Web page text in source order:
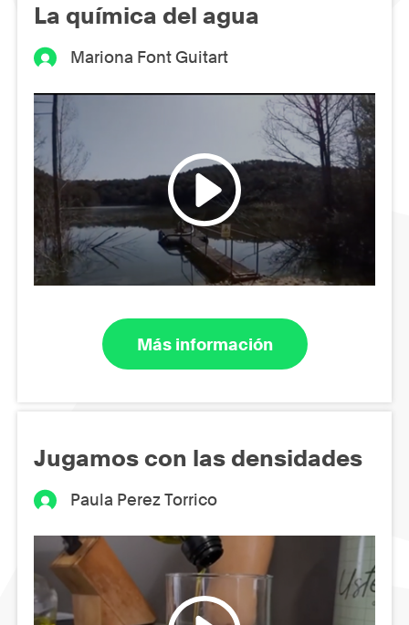
La química del agua
Mariona Font Guitart
Más información
Jugamos con las densidades
Paula Perez Torrico